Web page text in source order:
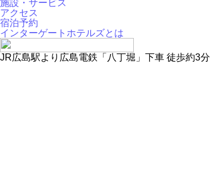
施設・サービス
アクセス
宿泊予約
インターゲートホテルズとは
JR広島駅より広島電鉄「八丁堀」下車 徒歩約3分